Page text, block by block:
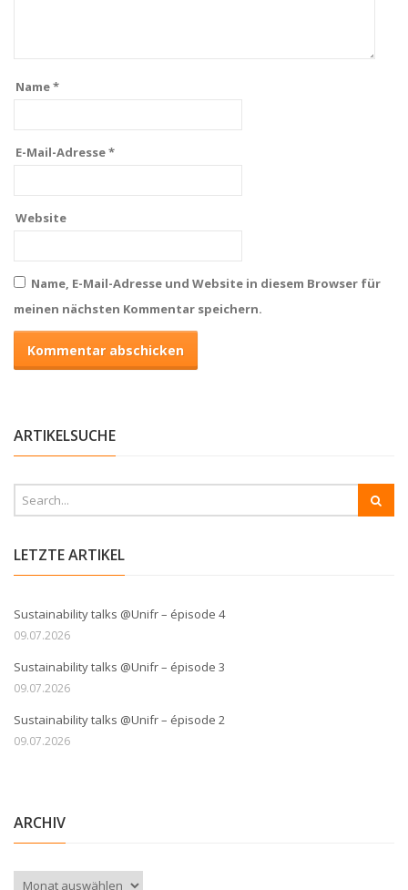
Name*
E-Mail-Adresse*
Website
Name, E-Mail-Adresse und Website in diesem Browser für
meinen nächsten Kommentar speichern.
ARTIKELSUCHE
LETZTE ARTIKEL
Sustainability talks @Unifr – épisode 4
09.07.2026
Sustainability talks @Unifr – épisode 3
09.07.2026
Sustainability talks @Unifr – épisode 2
09.07.2026
ARCHIV
Archiv